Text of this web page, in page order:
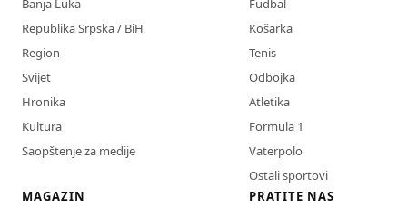
Banja Luka
Republika Srpska / BiH
Region
Svijet
Hronika
Kultura
Saopštenje za medije
Fudbal
Košarka
Tenis
Odbojka
Atletika
Formula 1
Vaterpolo
Ostali sportovi
MAGAZIN
PRATITE NAS